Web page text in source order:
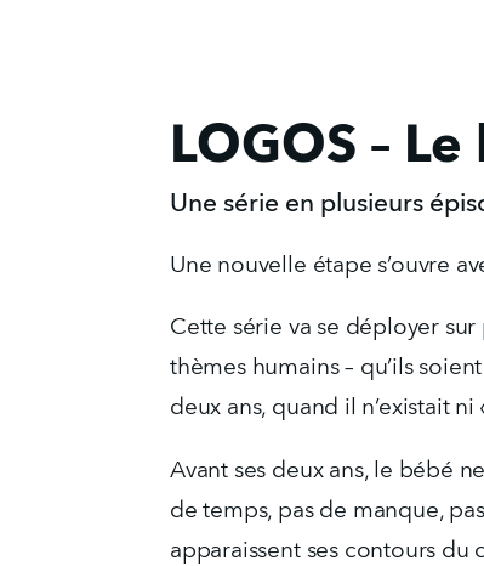
LOGOS –
Une série en plusieurs
Une nouvelle étape s’ouvre
Cette série va se déployer
thèmes humains – qu’ils
deux ans, quand il n’existait
Avant ses deux ans, le bébé
de temps, pas de manque,
apparaissent ses contours